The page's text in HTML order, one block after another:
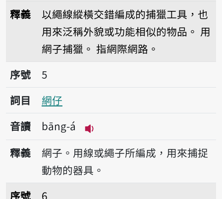
釋義
以繩線縱橫交錯編成的捕獵工具，也
用來泛稱外貌或功能相似的物品。 用
網子捕獵。 指網際網路。
序號5網仔
序號
5
詞目
網仔
音讀
bāng-á
播放音讀bāng-á
釋義
網子。用線或繩子所編成，用來捕捉
動物的器具。
序號6米價
序號
6